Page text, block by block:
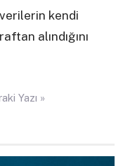
verilerin kendi
alındığını
Yazı »